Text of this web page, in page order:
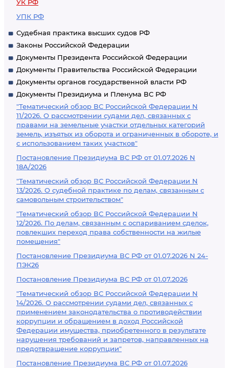
УК РФ
УПК РФ
Судебная практика высших судов РФ
Законы Российской Федерации
Документы Президента Российской Федерации
Документы Правительства Российской Федерации
Документы органов государственной власти РФ
Документы Президиума и Пленума ВС РФ
"Тематический обзор ВС Российской Федерации N
11/2026. О рассмотрении судами дел, связанных с
правами на земельные участки отдельных категорий
земель, изъятых из оборота и ограниченных в обороте, и
с использованием таких участков"
Постановление Президиума ВС РФ от 01.07.2026 N
18А/2026
"Тематический обзор ВС Российской Федерации N
13/2026. О судебной практике по делам, связанным с
самовольным строительством"
"Тематический обзор ВС Российской Федерации N
12/2026. По делам, связанным с оспариванием сделок,
повлекших переход права собственности на жилые
помещения"
Постановление Президиума ВС РФ от 01.07.2026 N 24-
ПЭК26
Постановление Президиума ВС РФ от 01.07.2026
"Тематический обзор ВС Российской Федерации N
14/2026. О рассмотрении судами дел, связанных с
применением законодательства о противодействии
коррупции и обращением в доход Российской
Федерации имущества, приобретенного в результате
нарушения требований и запретов, направленных на
предотвращение коррупции"
Постановление Президиума ВС РФ от 01.07.2026